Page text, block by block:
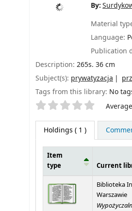
By:
Material
Language:
Publication
Description: 265s. 36 cm
Subject(s): prywatyzacja
Tags from this library: No
Star ratings
Holdings ( 1 )
Item
type
Current
Biblioteka
Warszawie